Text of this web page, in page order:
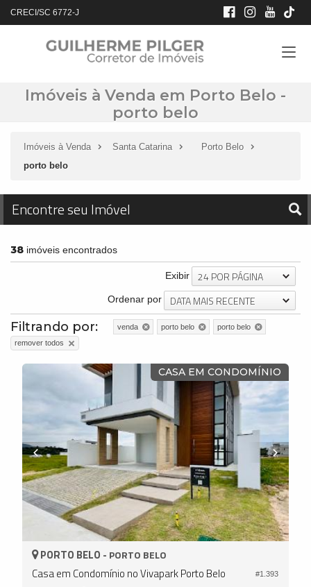
CRECI/SC 6772-J
Imóveis à Venda em Porto Belo -
porto belo
Imóveis à Venda Santa Catarina
Porto Belo
porto belo
Encontre seu Imóvel
38 imóveis encontrados
Exibir 24 POR PÁGINA
Ordenar por DATA MAIS RECENTE
Filtrando por: venda porto belo
porto belo
remover todos
CASA EM CONDOMÍNIO
#1.393
PORTO BELO - PORTO BELO
Casa em Condomínio no Vivapark Porto Belo